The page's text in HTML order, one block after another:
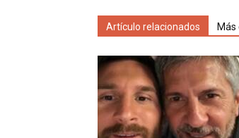
Artículo relacionados